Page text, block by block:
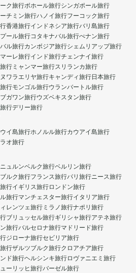
ク旅行ボホール旅行シンガポール旅行
チミン旅行ハノイ旅行フーコック旅行
香港旅行インドネシア旅行バリ島旅行
ール旅行コタキナバル旅行ぺナン旅行
ル旅行カンボジア旅行シェムリアップ旅行
マーレ旅行インド旅行チェンナイ旅行
行 ミャンマー旅行スリランカ旅行
ヌワラエリヤ旅行キャンディ旅行日本旅行
行モンゴル旅行ウランバートル旅行
ガワン旅行ウズベキスタン旅行
行デリー旅行
イ島旅行ホノルル旅行カウアイ島旅行
オ旅行
ニュルンベルク旅行ベルリン旅行
ルク旅行フランス旅行パリ旅行ニース旅行
行イギリス旅行ロンドン旅行
旅行マンチェスター旅行イタリア旅行
レンツェ旅行 ミラノ旅行ナポリ旅行
ブリュッセル旅行ギリシャ旅行アテネ旅行
旅行バルセロナ旅行マドリード旅行
ジローナ旅行セビリア旅行
行ザルツブルク旅行クロアチア旅行
ド旅行ヘルシンキ旅行ロヴァニエミ旅行
ーリッヒ旅行バーゼル旅行